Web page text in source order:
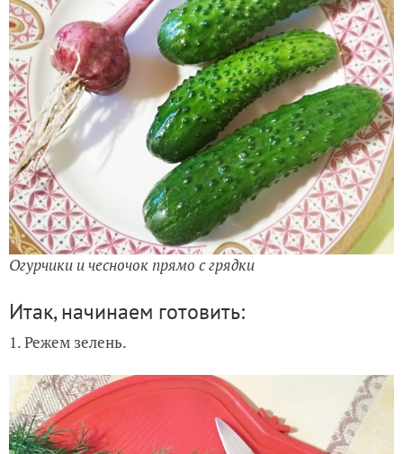
Огурчики и чесночок прямо с грядки
Итак, начинаем готовить:
1. Режем зелень.